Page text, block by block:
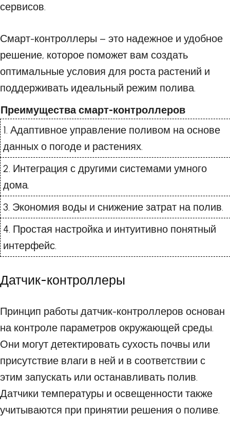
сервисов.
Смарт-контроллеры – это надежное и удобное
решение, которое поможет вам создать
оптимальные условия для роста растений и
поддерживать идеальный режим полива.
Преимущества смарт-контроллеров
1. Адаптивное управление поливом на основе
данных о погоде и растениях.
2. Интеграция с другими системами умного
дома.
3. Экономия воды и снижение затрат на полив.
4. Простая настройка и интуитивно понятный
интерфейс.
Датчик-контроллеры
Принцип работы датчик-контроллеров основан
на контроле параметров окружающей среды.
Они могут детектировать сухость почвы или
присутствие влаги в ней и в соответствии с
этим запускать или останавливать полив.
Датчики температуры и освещенности также
учитываются при принятии решения о поливе.